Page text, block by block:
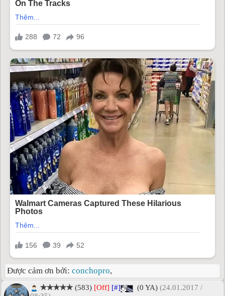
Được cảm ơn bởi: conchopro,
✯✯✯✯✯ (583) [Off] [#] (0 YA) (24.01.2017 /